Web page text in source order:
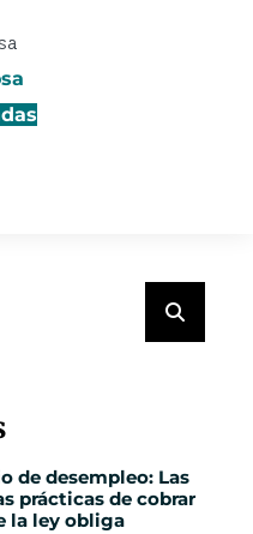
de desempleo: Las
prácticas de cobrar
la ley obliga